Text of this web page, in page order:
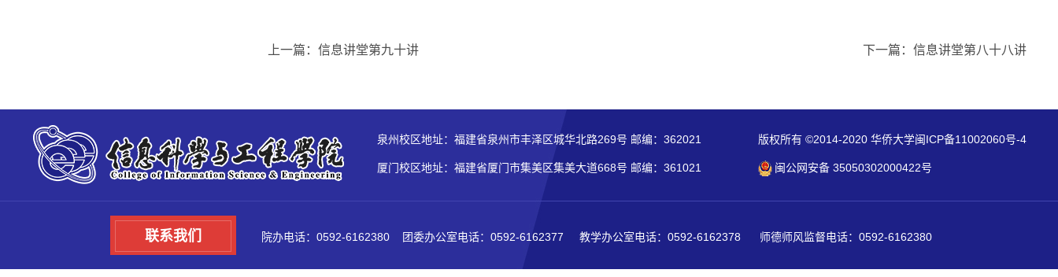
上一篇：信息讲堂第九十讲 下一篇：信息讲堂第八十八讲
泉州校区地址：福建省泉州市丰泽区城华北路269号 邮编：362021
厦门校区地址：福建省厦门市集美区集美大道668号 邮编：361021
版权所有 ©2014-2020 华侨大学闽ICP备11002060号-4
闽公网安备 35050302000422号
联系我们 院办电话：0592-6162380 团委办公室电话：0592-6162377 教学办公室电话：0592-6162378 师德师风监督电话：0592-6162380